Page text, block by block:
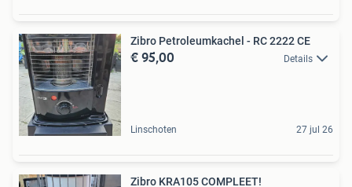
Zibro Petroleumkachel - RC 2222 CE
€ 95,00 Details
Linschoten 27 jul 26
Zibro KRA105 COMPLEET!